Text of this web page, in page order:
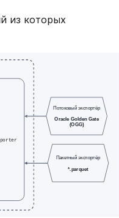
из которых